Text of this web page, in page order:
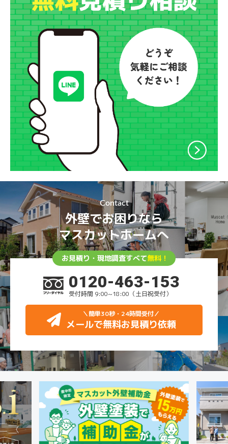
Contact
外壁でお困りなら
マスカットホームへ
お見積り・現地調査すべて無料！
0120-463-153
受付時間 9:00~18:00（土日祝受付）
＼簡単30秒・24時間受付／
メールで無料お見積り依頼